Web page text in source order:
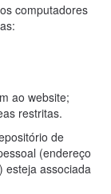
computadores
ao website;
restritas.
de
(endereço
esteja associada